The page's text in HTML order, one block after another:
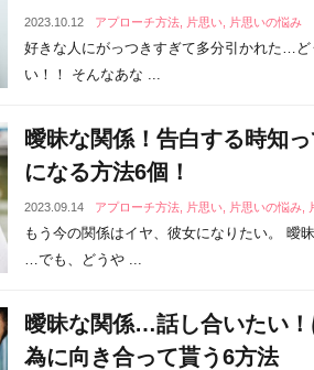
2023.10.12 アプローチ方法 片思い 片思いの悩み
好きな人にがっつきすぎて多分引かれた…
い！！ そんなあな ...
曖昧な関係！告白する時知
になる方法6個！
2023.09.14 アプローチ方法 片思い 片思いの悩み
もう今の関係はイヤ、彼女になりたい。 曖
…でも、どうや ...
曖昧な関係…話し合いたい
為に向き合って貰う6方法